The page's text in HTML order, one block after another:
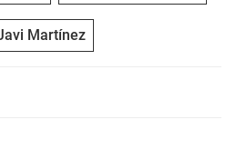
Martínez